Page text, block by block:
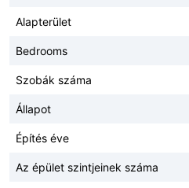
Alapterület
Bedrooms
Szobák száma
Állapot
Építés éve
Az épület szintjeinek száma